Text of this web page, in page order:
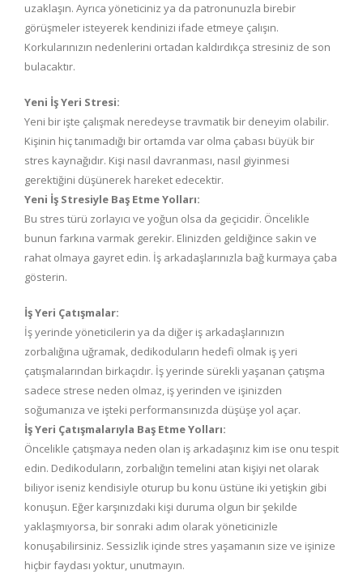
uzaklaşın. Ayrıca yöneticiniz ya da patronunuzla birebir
görüşmeler isteyerek kendinizi ifade etmeye çalışın.
Korkularınızın nedenlerini ortadan kaldırdıkça stresiniz de son
bulacaktır.
Yeni İş Yeri Stresi:
Yeni bir işte çalışmak neredeyse travmatik bir deneyim olabilir.
Kişinin hiç tanımadığı bir ortamda var olma çabası büyük bir
stres kaynağıdır. Kişi nasıl davranması, nasıl giyinmesi
gerektiğini düşünerek hareket edecektir.
Yeni İş Stresiyle Baş Etme Yolları:
Bu stres türü zorlayıcı ve yoğun olsa da geçicidir. Öncelikle
bunun farkına varmak gerekir. Elinizden geldiğince sakin ve
rahat olmaya gayret edin. İş arkadaşlarınızla bağ kurmaya çaba
gösterin.
İş Yeri Çatışmalar:
İş yerinde yöneticilerin ya da diğer iş arkadaşlarınızın
zorbalığına uğramak, dedikoduların hedefi olmak iş yeri
çatışmalarından birkaçıdır. İş yerinde sürekli yaşanan çatışma
sadece strese neden olmaz, iş yerinden ve işinizden
soğumanıza ve işteki performansınızda düşüşe yol açar.
İş Yeri Çatışmalarıyla Baş Etme Yolları:
Öncelikle çatışmaya neden olan iş arkadaşınız kim ise onu tespit
edin. Dedikoduların, zorbalığın temelini atan kişiyi net olarak
biliyor iseniz kendisiyle oturup bu konu üstüne iki yetişkin gibi
konuşun. Eğer karşınızdaki kişi duruma olgun bir şekilde
yaklaşmıyorsa, bir sonraki adım olarak yöneticinizle
konuşabilirsiniz. Sessizlik içinde stres yaşamanın size ve işinize
hiçbir faydası yoktur, unutmayın.